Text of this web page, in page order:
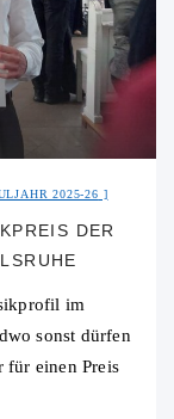
2025-26
DER
im
sonst dürfen
für einen Preis